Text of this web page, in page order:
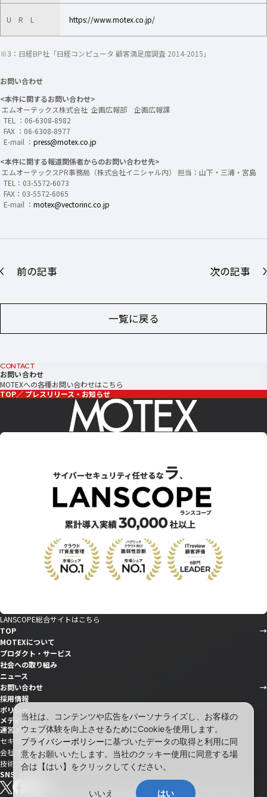
U R L https://www.motex.co.jp/
※3：日経BP社「日経コンピュータ 顧客満足度調査 2014-2015」
お問い合わせ
<本件に関するお問い合わせ>
エムオーテックス株式会社 企画広報部 企画広報課
TEL ：06-6308-8982
FAX ：06-6308-8977
E-mail ： press@motex.co.jp
<本件に関する報道関係者からのお問い合わせ先>
エムオーテックスPR事務局（株式会社イニシャル内） 担当：山下・三浦・宮島
TEL：03-5572-6073
FAX：03-5572-6065
E-mail ： motex@vectorinc.co.jp
前の記事
一覧に戻る
次の記事
CONTACT
お問い合わせ
MOTEXへの各種お問い合わせはこちら
TOP
プレスリリース・お知らせ
LANSCOPE総合サイトはこちら
TOP
MOTEXについて
プロダクト・サービス
社会への取り組み
ニュース
お問い合わせ
採用情報
ポリシー
メディア
運営メディア
セキュリティ情報サイト「wiz LANCOPE」
会社ブログ「MOTEX公式note」
技術ブログ「MOTEX TECH BLOG」
SNS
当社は、コンテンツや広告をパーソナライズし、お客様の
ウェブ体験を向上させるためにCookieを使用します。
プライバシーポリシーに基づいたデータの取得と利用に同
意をお願いいたします。当社のクッキー使用に同意する場
合は【はい】をクリックしてください。
いいえ はい